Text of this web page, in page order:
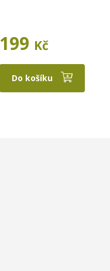
199 Kč
Do košíku